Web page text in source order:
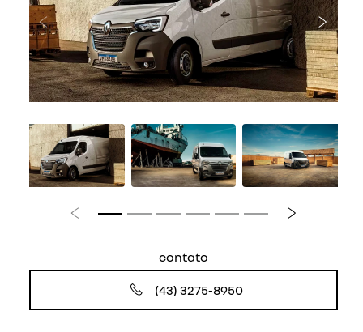
Anterior
Anterior Próximo
contato
(43) 3275-8950